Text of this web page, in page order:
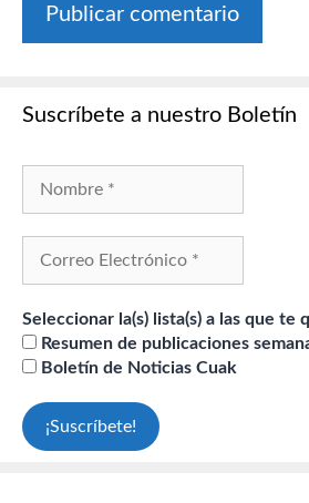
Suscríbete a nuestro Boletín
Seleccionar la(s) lista(s) a las que te
Resumen de publicaciones
Boletín de Noticias Cuak